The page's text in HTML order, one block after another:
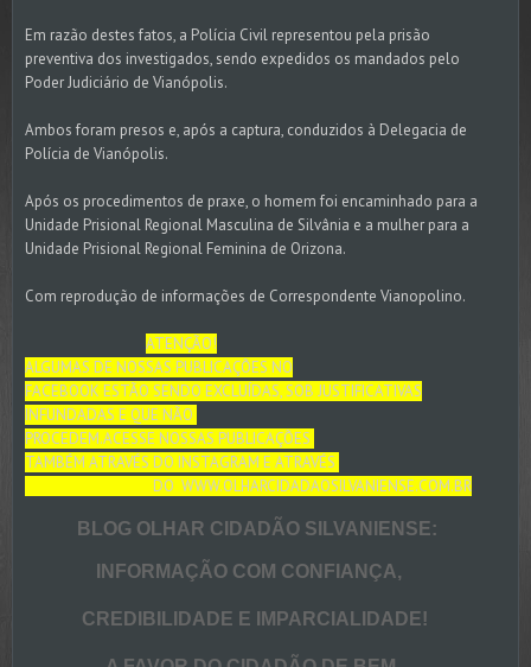
Em razão destes fatos, a Polícia Civil representou pela prisão
preventiva dos investigados, sendo expedidos os mandados pelo
Poder Judiciário de Vianópolis.
Ambos foram presos e, após a captura, conduzidos à Delegacia de
Polícia de Vianópolis.
Após os procedimentos de praxe, o homem foi encaminhado para a
Unidade Prisional Regional Masculina de Silvânia e a mulher para a
Unidade Prisional Regional Feminina de Orizona.
Com reprodução de informações de Correspondente Vianopolino.
ATENÇÃO!
ALGUMAS DE NOSSAS PUBLICAÇÕES NO
FACEBOOK ESTÃO SENDO EXCLUÍDAS, SOB JUSTIFICATIVAS
INFUNDADAS E QUE NÃO
PROCEDEM.ACESSE NOSSAS PUBLICAÇÕES
TAMBÉM ATRAVÉS DO INSTAGRAM E ATRAVÉS
DO WWW.OLHARCIDADAOSILVANIENSE.COM.BR
BLOG OLHAR CIDADÃO SILVANIENSE:
INFORMAÇÃO COM CONFIANÇA,
CREDIBILIDADE E IMPARCIALIDADE!